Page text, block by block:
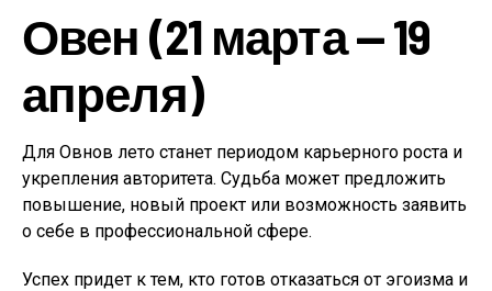
Овен (21 марта — 19
апреля)
Для Овнов лето станет периодом карьерного роста и
укрепления авторитета. Судьба может предложить
повышение, новый проект или возможность заявить
о себе в профессиональной сфере.
Успех придет к тем, кто готов отказаться от эгоизма и